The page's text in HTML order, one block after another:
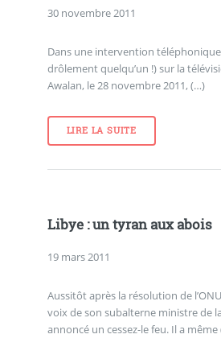
30 novembre 2011
Dans une intervention
drôlement quelqu’un !) sur la
Awalan, le 28 novembre 2011, (…)
LIRE LA SUITE
Libye : un tyran aux abois
19 mars 2011
Aussitôt après la résolution de
voix de son subalterne ministre de
annoncé un cessez-le feu. Il a